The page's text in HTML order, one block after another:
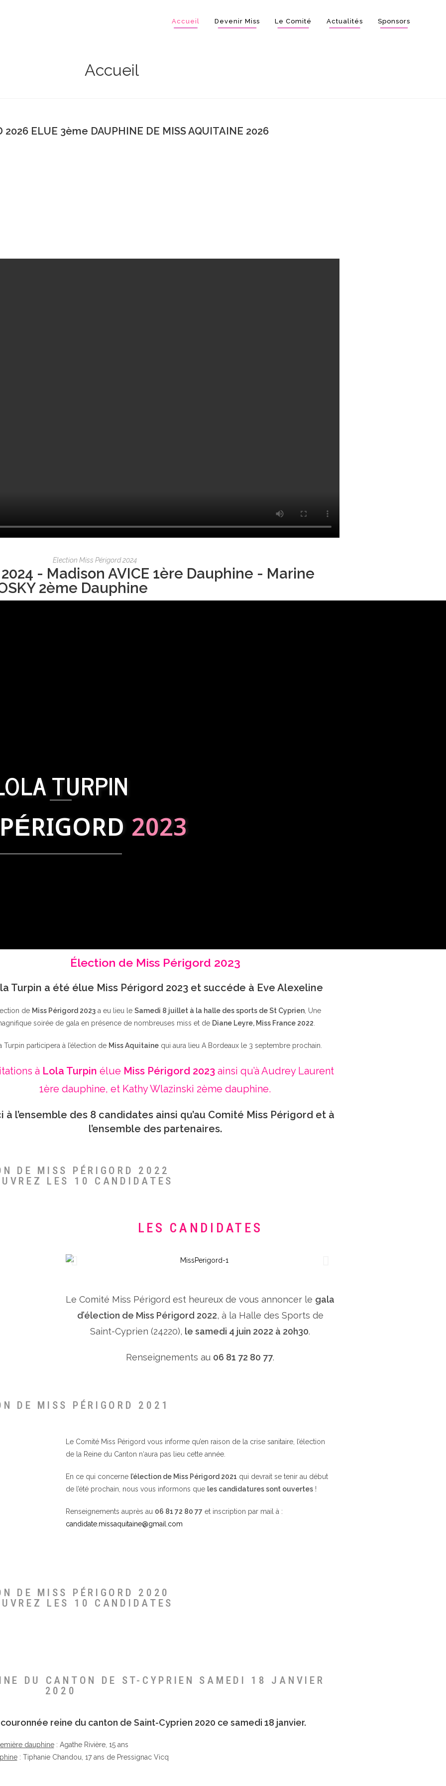
Accueil Devenir Miss Le Comité Actualités Sponsors
Accueil
2026 ELUE 3ème DAUPHINE DE MISS AQUITAINE 2026
Election Miss Périgord 2024
- Madison AVICE 1ère Dauphine - Marine
2ème Dauphine
TURPIN
2023
Élection de Miss Périgord 2023
Turpin a été élue Miss Périgord 2023 et succéde à Eve Alexeline
de Miss Périgord 2023a eu lieu le Samedi 8 juillet à la halle des sports de St Cyprien, Une
soirée de gala en présence de nombreuses miss et de Diane Leyre, Miss France 2022
Turpin participera à l’élection de Miss Aquitaine qui aura lieu A Bordeaux le 3 septembre prochain.
à Lola Turpin élue Miss Périgord 2023ainsi qu’à Audrey Laurent
1ère dauphine, et Kathy Wlazinski 2ème dauphine.
à l’ensemble des 8 candidates ainsi qu’au Comité Miss Périgord et à
l’ensemble des partenaires.
DE MISS PÉRIGORD 2022
LES 10 CANDIDATES
LES CANDIDATES
Le Comité Miss Périgord est heureux de vous annoncer le gala
d’élection de Miss Périgord 2022, à la Halle des Sports de
Saint-Cyprien (24220), le samedi 4 juin 2022 à 20h30.
Renseignements au 06 81 72 80 77.
DE MISS PÉRIGORD 2021
Le Comité Miss Périgord vous informe qu’en raison de la crise sanitaire, l’élection
de la Reine du Canton n‘aura pas lieu cette année.
En ce qui concerne l’élection de Miss Périgord 2021 qui devrait se tenir au début
de l’été prochain, nous vous informons que les candidatures sont ouvertes !
Renseignements auprès au 06 81 72 80 77 et inscription par mail à :
candidate.missaquitaine@gmail.com
DE MISS PÉRIGORD 2020
LES 10 CANDIDATES
DU CANTON DE ST-CYPRIEN SAMEDI 18 JANVIER
2020
couronnée reine du canton de Saint-Cyprien 2020 ce samedi 18 janvier.
dauphine: Agathe Rivière, 15 ans
: Tiphanie Chandou, 17 ans de Pressignac Vicq